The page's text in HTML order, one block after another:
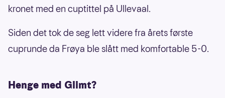
kronet med en cuptittel på Ullevaal.
Siden det tok de seg lett videre fra årets første
cuprunde da Frøya ble slått med komfortable 5-0.
Henge med Glimt?